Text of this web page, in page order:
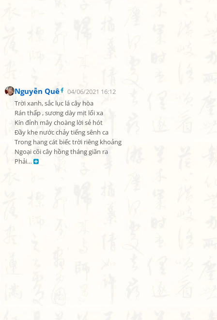
Nguyễn Quê
04/06/2021 16:12
Trời xanh, sắc lục lá cây hòa
Rán thấp , sương dày mịt lối xa
Kín đỉnh mây choàng lời sẻ hót
Đầy khe nước chảy tiếng sênh ca
Trong hang cát biếc trời riêng khoảng
Ngoại cõi cây hồng tháng giãn ra
Phải…